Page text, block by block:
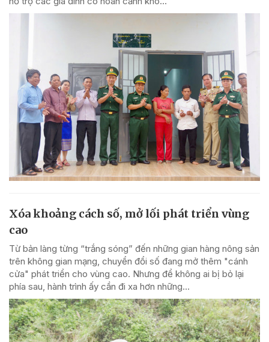
Xóa khoảng cách số, mở lối phát triển vùng
cao
Từ bản làng từng “trắng sóng” đến những gian hàng nông sản
trên không gian mạng, chuyển đổi số đang mở thêm "cánh
cửa" phát triển cho vùng cao. Nhưng để không ai bị bỏ lại
phía sau, hành trình ấy cần đi xa hơn những...